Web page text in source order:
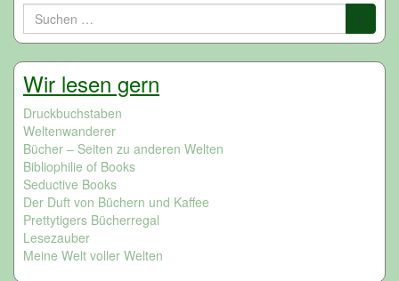
Suchen
nach:
Wir lesen gern
Druckbuchstaben
Weltenwanderer
Bücher – Seiten zu anderen Welten
Bibliophilie of Books
Seductive Books
Der Duft von Büchern und Kaffee
Prettytigers Bücherregal
Lesezauber
Meine Welt voller Welten